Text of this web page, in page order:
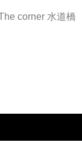
corner 水道橋